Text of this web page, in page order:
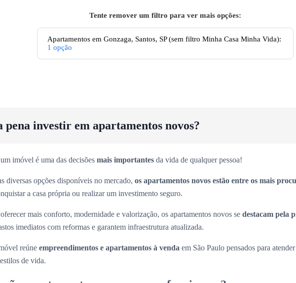
Tente remover um filtro para ver mais opções:
Apartamentos em Gonzaga, Santos, SP(sem filtro Minha Casa Minha Vida):
1 opção
pena investir em apartamentos novos?
imóvel é uma das decisões mais importantes da vida de qualquer pessoa!
diversas opções disponíveis no mercado, os apartamentos novos estão entre os mais
a casa própria ou realizar um investimento seguro.
mais conforto, modernidade e valorização, os apartamentos novos se destacam pela
imediatos com reformas e garantem infraestrutura atualizada.
reúne empreendimentos e apartamentos à venda em São Paulo pensados para
de vida.